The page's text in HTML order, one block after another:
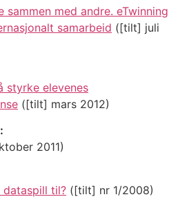
med andre. eTwinning
samarbeid ([tilt] juli
styrke elevenes
([tilt] mars 2012)
2011)
dataspill til? ([tilt] nr 1/2008)